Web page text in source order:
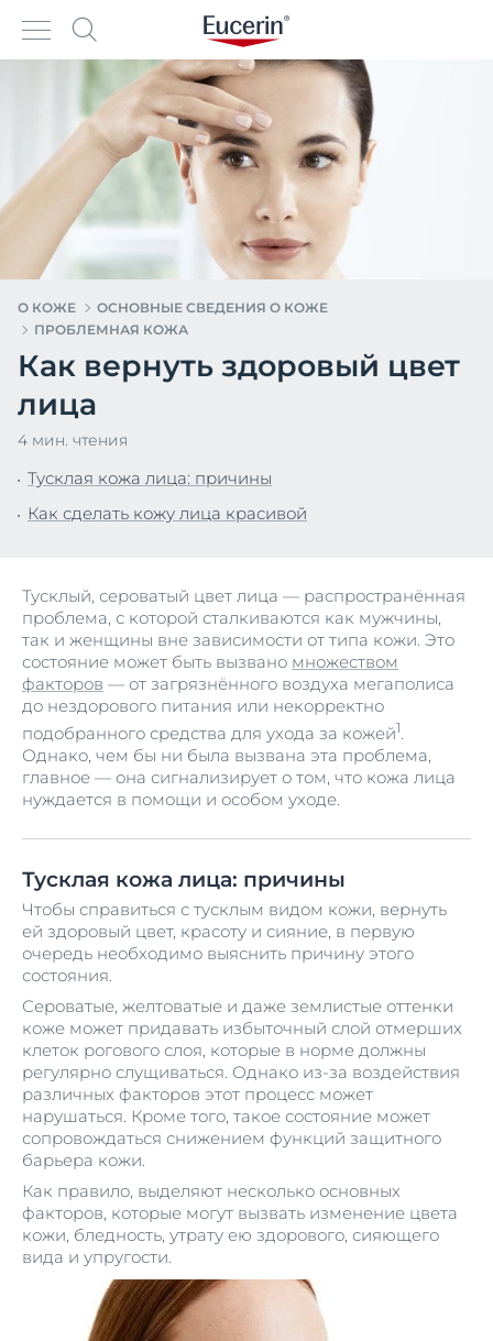
О КОЖЕ
ОСНОВНЫЕ СВЕДЕНИЯ О КОЖЕ
ПРОБЛЕМНАЯ КОЖА
Как вернуть здоровый цвет
лица
4 мин. чтения
Тусклая кожа лица: причины
Как сделать кожу лица красивой
Тусклый, сероватый цвет лица — распространённая
проблема, с которой сталкиваются как мужчины,
так и женщины вне зависимости от типа кожи. Это
состояние может быть вызвано множеством
факторов — от загрязнённого воздуха мегаполиса
до нездорового питания или некорректно
подобранного средства для ухода за кожей1.
Однако, чем бы ни была вызвана эта проблема,
главное — она сигнализирует о том, что кожа лица
нуждается в помощи и особом уходе.
Тусклая кожа лица: причины
Чтобы справиться с тусклым видом кожи, вернуть
ей здоровый цвет, красоту и сияние, в первую
очередь необходимо выяснить причину этого
состояния.
Сероватые, желтоватые и даже землистые оттенки
коже может придавать избыточный слой отмерших
клеток рогового слоя, которые в норме должны
регулярно слущиваться. Однако из-за воздействия
различных факторов этот процесс может
нарушаться. Кроме того, такое состояние может
сопровождаться снижением функций защитного
барьера кожи.
Как правило, выделяют несколько основных
факторов, которые могут вызвать изменение цвета
кожи, бледность, утрату ею здорового, сияющего
вида и упругости.